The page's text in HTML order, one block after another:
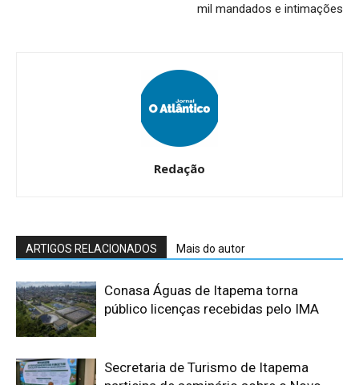
mil mandados e intimações
Redação
ARTIGOS RELACIONADOS Mais do autor
Conasa Águas de Itapema torna
público licenças recebidas pelo IMA
Secretaria de Turismo de Itapema